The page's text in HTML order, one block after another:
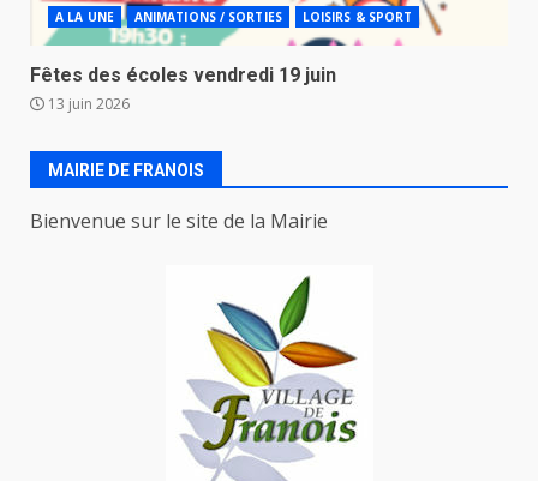
A LA UNE ANIMATIONS / SORTIES LOISIRS & SPORT
Fêtes des écoles vendredi 19 juin
13 juin 2026
MAIRIE DE FRANOIS
Bienvenue sur le site de la Mairie